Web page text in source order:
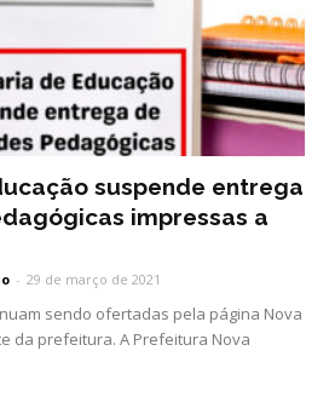
suspende entrega
impressas a
- 29 de março de 2021
sendo ofertadas pela página Nova
da prefeitura. A Prefeitura Nova